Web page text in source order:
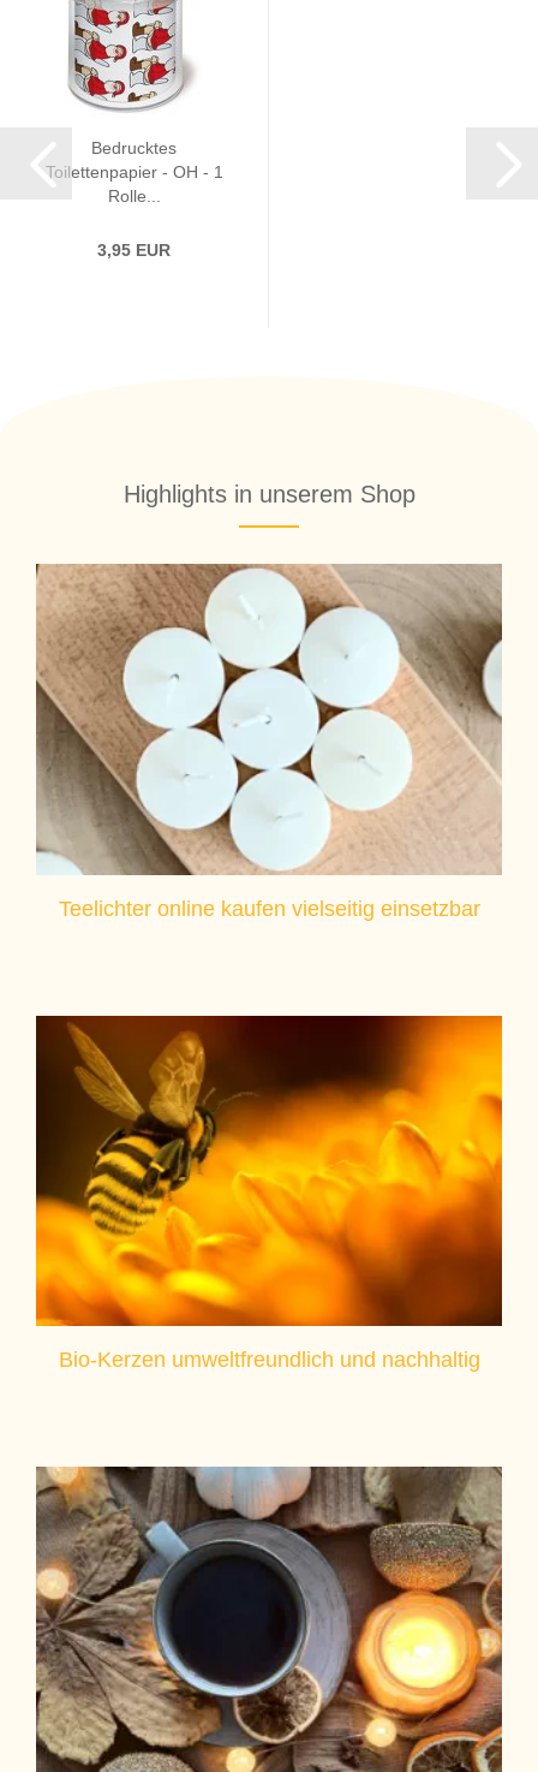
Bedrucktes
Toilettenpapier - OH - 1
Rolle...
3,95 EUR
Highlights in unserem Shop
Teelichter online kaufen vielseitig einsetzbar
Bio-Kerzen umweltfreundlich und nachhaltig